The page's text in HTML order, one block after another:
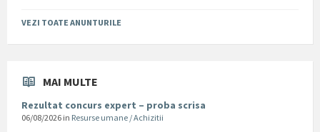
VEZI TOATE ANUNTURILE
MAI MULTE
Rezultat concurs expert – proba scrisa
06/08/2026 in Resurse umane / Achizitii